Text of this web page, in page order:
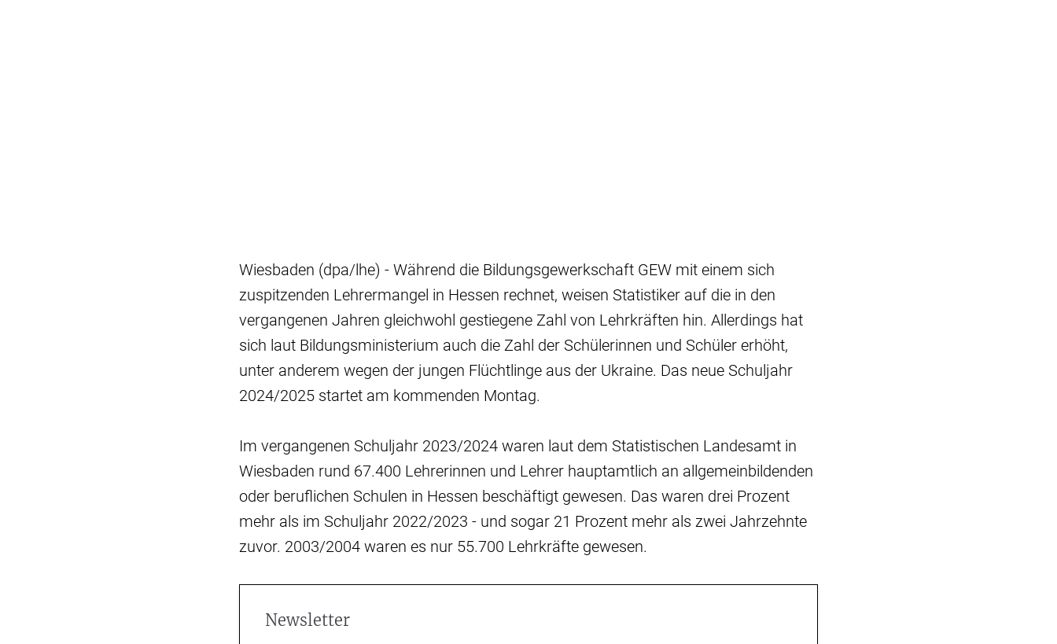
Wiesbaden (dpa/lhe) - Während die Bildungsgewerkschaft GEW mit einem sich
zuspitzenden Lehrermangel in Hessen rechnet, weisen Statistiker auf die in den
vergangenen Jahren gleichwohl gestiegene Zahl von Lehrkräften hin. Allerdings hat
sich laut Bildungsministerium auch die Zahl der Schülerinnen und Schüler erhöht,
unter anderem wegen der jungen Flüchtlinge aus der Ukraine. Das neue Schuljahr
2024/2025 startet am kommenden Montag.
Im vergangenen Schuljahr 2023/2024 waren laut dem Statistischen Landesamt in
Wiesbaden rund 67.400 Lehrerinnen und Lehrer hauptamtlich an allgemeinbildenden
oder beruflichen Schulen in Hessen beschäftigt gewesen. Das waren drei Prozent
mehr als im Schuljahr 2022/2023 - und sogar 21 Prozent mehr als zwei Jahrzehnte
zuvor. 2003/2004 waren es nur 55.700 Lehrkräfte gewesen.
Newsletter